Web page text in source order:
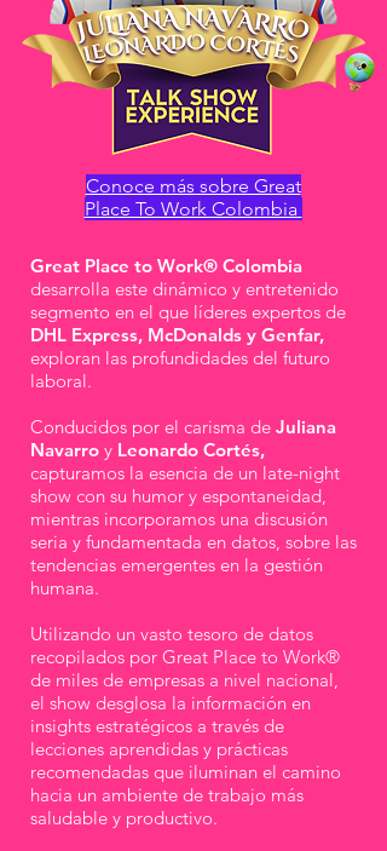
Conoce más sobre Great
Place To Work Colombia
Great Place to Work® Colombia
desarrolla este dinámico y entretenido
segmento en el que líderes expertos de
DHL Express, McDonalds y Genfar,
exploran las profundidades del futuro
laboral.
Conducidos por el carisma de Juliana
Navarro y Leonardo Cortés,
capturamos la esencia de un late-night
show con su humor y espontaneidad,
mientras incorporamos una discusión
seria y fundamentada en datos, sobre las
tendencias emergentes en la gestión
humana.
Utilizando un vasto tesoro de datos
recopilados por Great Place to Work®
de miles de empresas a nivel nacional,
el show desglosa la información en
insights estratégicos a través de
lecciones aprendidas y prácticas
recomendadas que iluminan el camino
hacia un ambiente de trabajo más
saludable y productivo.